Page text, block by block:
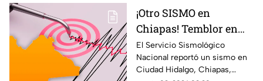
¡Otro SISMO en
Chiapas! Temblor en
Ciudad Hidalgo HOY:
epicentro y magnitud
El Servicio Sismológico
Nacional reportó un sismo en
Ciudad Hidalgo, Chiapas,